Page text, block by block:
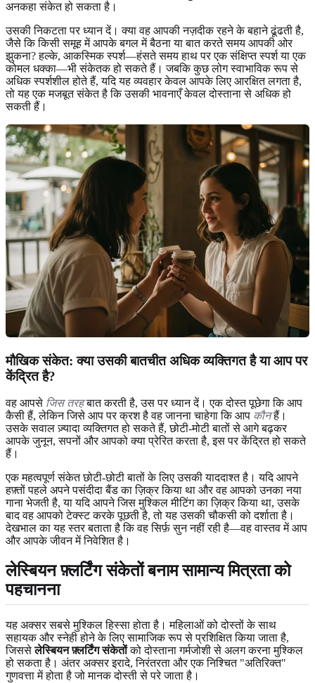
अनकहा संकेत हो सकता है।
उसकी निकटता पर ध्यान दें। क्या वह आपकी नज़दीक रहने के बहाने ढूंढती है,
जैसे कि किसी समूह में आपके बगल में बैठना या बात करते समय आपकी ओर
झुकना? हल्के, आकस्मिक स्पर्श—हंसते समय हाथ पर एक संक्षिप्त स्पर्श या एक
कोमल धक्का—भी संकेतक हो सकते हैं। जबकि कुछ लोग स्वाभाविक रूप से
अधिक स्पर्शशील होते हैं, यदि यह व्यवहार केवल आपके लिए आरक्षित लगता है,
तो यह एक मजबूत संकेत है कि उसकी भावनाएँ केवल दोस्ताना से अधिक हो
सकती हैं।
मौखिक संकेत: क्या उसकी बातचीत अधिक व्यक्तिगत है या आप पर
केंद्रित है?
वह आपसे जिस तरहबात करती है, उस पर ध्यान दें। एक दोस्त पूछेगा कि आप
कैसी हैं, लेकिन जिसे आप पर क्रश है वह जानना चाहेगा कि आप कौनहैं।
उसके सवाल ज़्यादा व्यक्तिगत हो सकते हैं, छोटी-मोटी बातों से आगे बढ़कर
आपके जुनून, सपनों और आपको क्या प्रेरित करता है, इस पर केंद्रित हो सकते
हैं।
एक महत्वपूर्ण संकेत छोटी-छोटी बातों के लिए उसकी याददाश्त है। यदि आपने
हफ़्तों पहले अपने पसंदीदा बैंड का ज़िक्र किया था और वह आपको उनका नया
गाना भेजती है, या यदि आपने जिस मुश्किल मीटिंग का ज़िक्र किया था, उसके
बाद वह आपको टेक्स्ट करके पूछती है, तो यह उसकी चौकसी को दर्शाता है।
देखभाल का यह स्तर बताता है कि वह सिर्फ़ सुन नहीं रही है—वह वास्तव में आप
और आपके जीवन में निवेशित है।
लेस्बियन फ़्लर्टिंग संकेतों बनाम सामान्य मित्रता को
पहचानना
यह अक्सर सबसे मुश्किल हिस्सा होता है। महिलाओं को दोस्तों के साथ
सहायक और स्नेही होने के लिए सामाजिक रूप से प्रशिक्षित किया जाता है,
जिससेलेस्बियन फ़्लर्टिंग संकेतोंको दोस्ताना गर्मजोशी से अलग करना मुश्किल
हो सकता है। अंतर अक्सर इरादे, निरंतरता और एक निश्चित "अतिरिक्त"
गुणवत्ता में होता है जो मानक दोस्ती से परे जाता है।